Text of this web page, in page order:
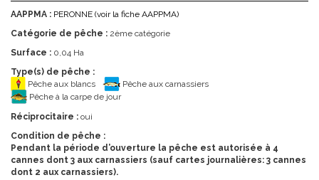
AAPPMA : PERONNE (voir la fiche AAPPMA)
Catégorie de pêche : 2ème catégorie
Surface : 0,04 Ha
Type(s) de pêche :
Pêche aux blancs
Pêche aux carnassiers
Pêche à la carpe de jour
Réciprocitaire : oui
Condition de pêche :
Pendant la période d’ouverture la pêche est autorisée à 4
cannes dont 3 aux carnassiers (sauf cartes journalières: 3 cannes
dont 2 aux carnassiers).